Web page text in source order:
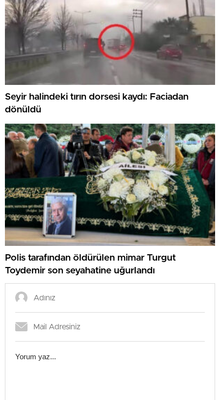
Seyir halindeki tırın dorsesi kaydı: Faciadan
dönüldü
Polis tarafından öldürülen mimar Turgut
Toydemir son seyahatine uğurlandı